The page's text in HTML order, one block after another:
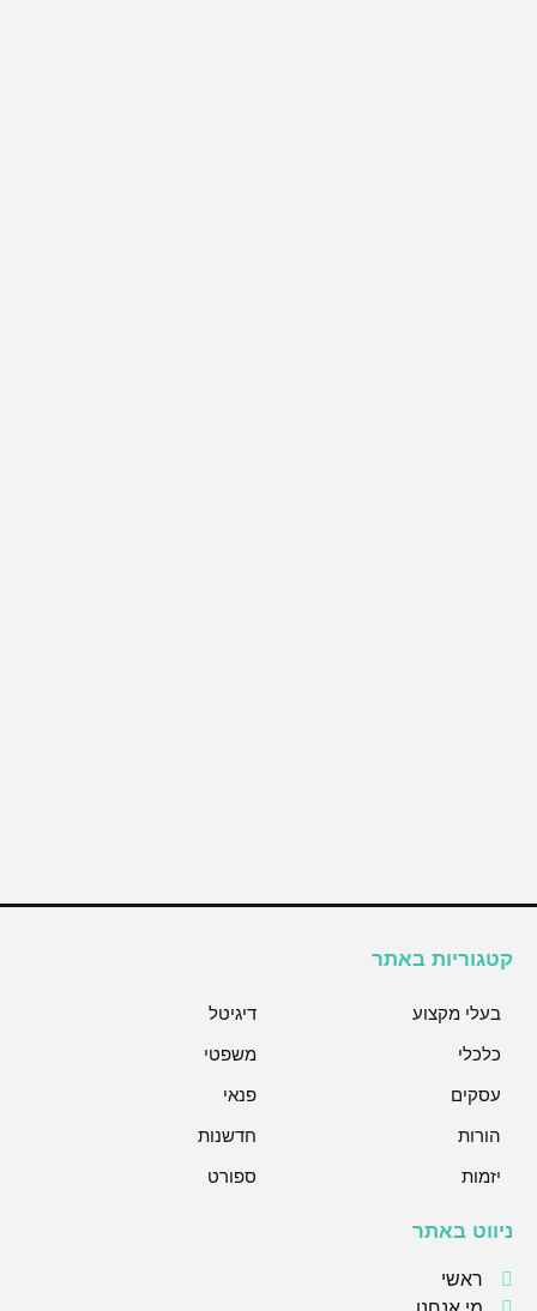
קטגוריות באתר
בעלי מקצוע
דיגיטל
כלכלי
משפטי
עסקים
פנאי
הורות
חדשנות
יזמות
ספורט
ניווט באתר
ראשי